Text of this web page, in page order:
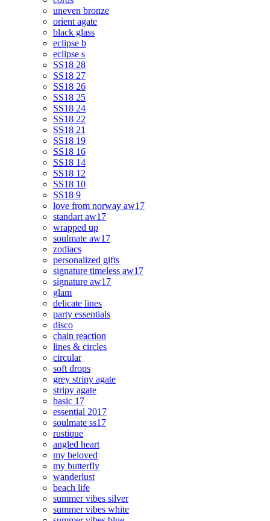
uneven bronze
orient agate
black glass
eclipse b
eclipse s
SS18 28
SS18 27
SS18 26
SS18 25
SS18 24
SS18 22
SS18 21
SS18 19
SS18 16
SS18 14
SS18 12
SS18 10
SS18 9
love from norway aw17
standart aw17
wrapped up
soulmate aw17
zodiacs
personalized gifts
signature timeless aw17
signature aw17
glam
delicate lines
party essentials
disco
chain reaction
lines & circles
circular
soft drops
grey stripy agate
stripy agate
basic 17
essential 2017
soulmate ss17
rustique
angled heart
my beloved
my butterfly
wanderlust
beach life
summer vibes silver
summer vibes white